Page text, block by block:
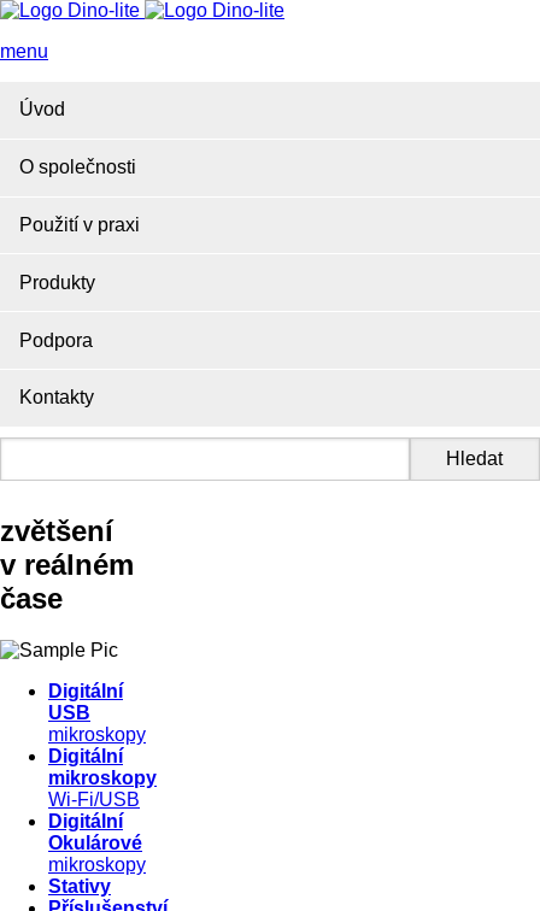
menu
Úvod
O společnosti
Použití v praxi
Produkty
Podpora
Kontakty
mikroskopování
zvětšení
v reálném
čase
digitální
pevnost
doplňků
Digitální
USB
mikroskopy
Digitální
mikroskopy
Wi-Fi/USB
Digitální
Okulárové
mikroskopy
Stativy